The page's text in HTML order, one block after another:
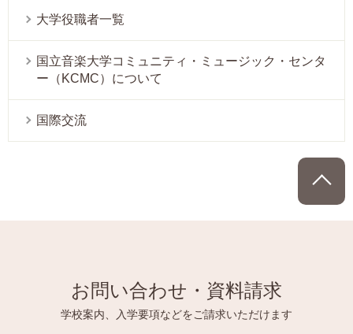
大学役職者一覧
国立音楽大学コミュニティ・ミュージック・センタ
ー（KCMC）について
国際交流
お問い合わせ・資料請求
学校案内、入学要項などをご請求いただけます